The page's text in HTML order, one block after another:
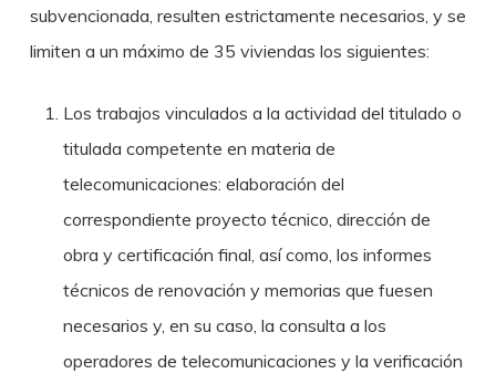
subvencionada, resulten estrictamente necesarios, y se
limiten a un máximo de 35 viviendas los siguientes:
Los trabajos vinculados a la actividad del titulado o
titulada competente en materia de
telecomunicaciones: elaboración del
correspondiente proyecto técnico, dirección de
obra y certificación final, así como, los informes
técnicos de renovación y memorias que fuesen
necesarios y, en su caso, la consulta a los
operadores de telecomunicaciones y la verificación